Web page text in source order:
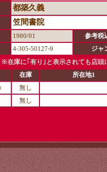
都築久義
笠間書院
1980/01
参考税
4-305-50127-9 ジャ
在庫に｢有り｣と表示されても店頭
在庫 所在地1
無し
無し